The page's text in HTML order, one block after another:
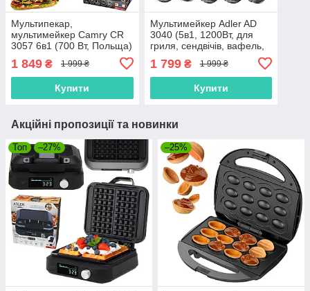
Мультипекар,
мультимейкер Camry CR
3057 6в1 (700 Вт, Польща)
1 849 ₴ 1 999 ₴
Купити
Мультимейкер Adler AD
3040 (5в1, 1200Вт, для
гриля, сендвічів, вафель,
1 799₴ 1 999 ₴
Купити
Акційні пропозиції та новинки
Топ –27% –25%